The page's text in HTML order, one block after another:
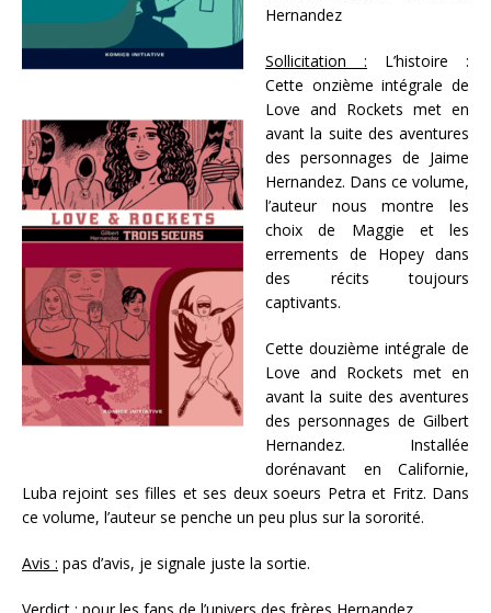
Hernandez
Sollicitation : L’histoire :
Cette onzième intégrale de
Love and Rockets met en
avant la suite des aventures
des personnages de Jaime
Hernandez. Dans ce volume,
l’auteur nous montre les
choix de Maggie et les
errements de Hopey dans
des récits toujours
captivants.
Cette douzième intégrale de
Love and Rockets met en
avant la suite des aventures
des personnages de Gilbert
Hernandez. Installée
dorénavant en Californie,
Luba rejoint ses filles et ses deux soeurs Petra et Fritz. Dans
ce volume, l’auteur se penche un peu plus sur la sororité.
Avis : pas d’avis, je signale juste la sortie.